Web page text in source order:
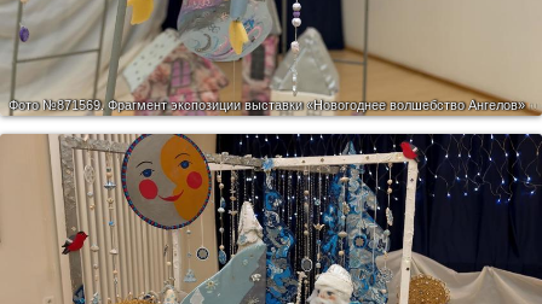
Фото №871569.Фрагмент экспозиции выставки «Новогоднее волшебство Ангелов»